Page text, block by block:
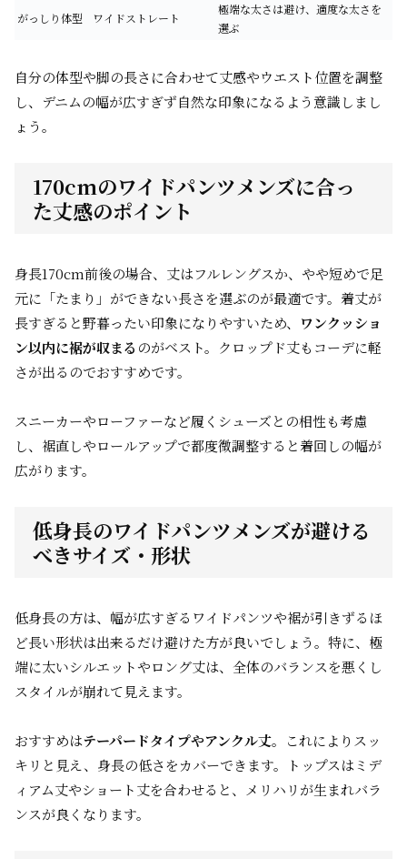
がっしり体型 ワイドストレート
極端な太さは避け、適度な太さを
選ぶ
自分の体型や脚の長さに合わせて丈感やウエスト位置を調整
し、デニムの幅が広すぎず自然な印象になるよう意識しまし
ょう。
170cmのワイドパンツメンズに合っ
た丈感のポイント
身長170cm前後の場合、丈はフルレングスか、やや短めで足
元に「たまり」ができない長さを選ぶのが最適です。着丈が
長すぎると野暮ったい印象になりやすいため、 ワンクッショ
ン以内に裾が収まる のがベスト。クロップド丈もコーデに軽
さが出るのでおすすめです。
スニーカーやローファーなど履くシューズとの相性も考慮
し、裾直しやロールアップで都度微調整すると着回しの幅が
広がります。
低身長のワイドパンツメンズが避ける
べきサイズ・形状
低身長の方は、幅が広すぎるワイドパンツや裾が引きずるほ
ど長い形状は出来るだけ避けた方が良いでしょう。特に、極
端に太いシルエットやロング丈は、全体のバランスを悪くし
スタイルが崩れて見えます。
おすすめはテーパードタイプやアンクル丈。これによりスッ
キリと見え、身長の低さをカバーできます。トップスはミデ
ィアム丈やショート丈を合わせると、メリハリが生まれバラ
ンスが良くなります。